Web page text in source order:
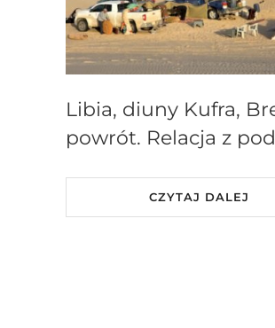
Libia, diuny Kufra,
powrót. Relacja z
CZYTAJ DALEJ